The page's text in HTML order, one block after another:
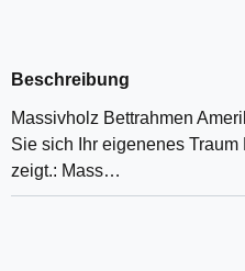
Beschreibung
Massivholz Bettrahmen
Sie sich Ihr eigenenes
zeigt.: Mass…